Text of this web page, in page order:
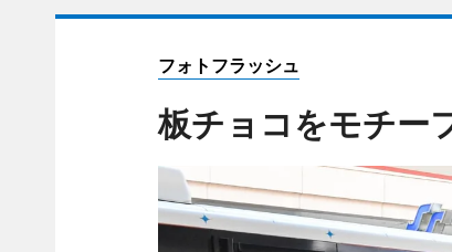
フォトフラッシュ
板チョコをモチー